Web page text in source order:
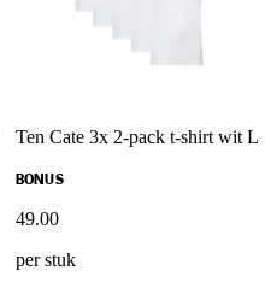
Ten Cate 3x 2-pack t-shirt wit L
BONUS
49.00
per stuk